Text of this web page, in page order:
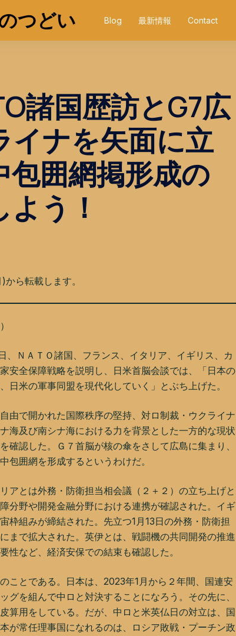
つどい Blog 最新情報 Contact
諸国歴訪とG7広
イナを矢面に立
囲網掲形成の
う！
ら転載します。
ＮＡＴＯ諸国、フランス、イタリア、イギリス、カ
安全保障戦略を説明し、日米首脳会談では、「日本の
米の軍事同盟を現代化していく」とぶち上げた。
由で開かれた国際秩序の堅持、対ロ制裁・ウクライナ
海及び南シナ海における力を背景とした一方的な現状
認した。Ｇ７首脳が核の傘をさして広島に集まり、
包囲網を形成するというわけだ。
アとは外務・防衛担当相会議（２＋２）の立ち上げと
分野や開発金融分野における連携が確認された。イギ
枠組みが締結された。先立つ1月13日の外務・防衛担
まで拡大された。英伊とは、戦闘機の共同開発の推進
性など、経済安保での結束も確認した。
ことである。日本は、2023年1月から２年間、国連安
を組んで中ロと対決することになろう。その先に、
算用をしている。だが、中ロと米英仏日の対立は、国
が常任理事国になれるのは、ロシア敗戦・プーチン政